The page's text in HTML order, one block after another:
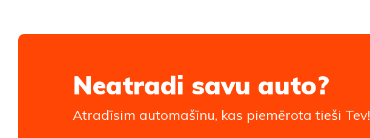
Neatradi savu auto?
Atradīsim automašīnu, kas piemērota tieši Tev!